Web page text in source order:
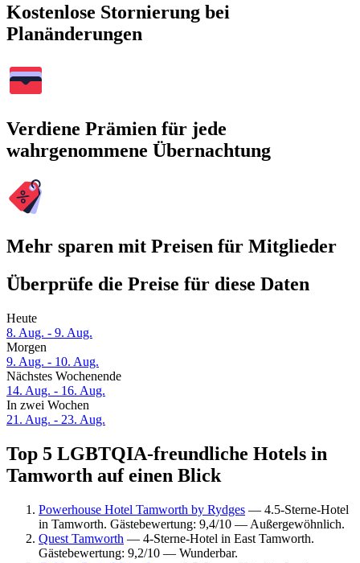
Kostenlose Stornierung bei
Planänderungen
Verdiene Prämien für jede
wahrgenommene Übernachtung
Mehr sparen mit Preisen für Mitglieder
Überprüfe die Preise für diese Daten
Heute
8. Aug. - 9. Aug.
Morgen
9. Aug. - 10. Aug.
Nächstes Wochenende
14. Aug. - 16. Aug.
In zwei Wochen
21. Aug. - 23. Aug.
Top 5 LGBTQIA-freundliche Hotels in
Tamworth auf einen Blick
Powerhouse Hotel Tamworth by Rydges — 4.5-Sterne-Hotel
in Tamworth. Gästebewertung: 9,4/10 — Außergewöhnlich.
Quest Tamworth — 4-Sterne-Hotel in East Tamworth.
Gästebewertung: 9,2/10 — Wunderbar.